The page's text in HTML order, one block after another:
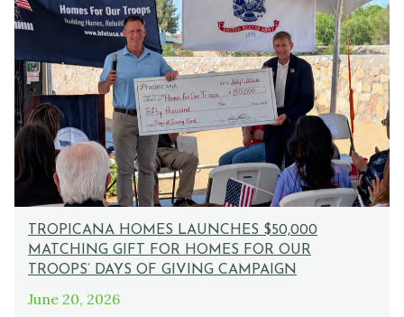
TROPICANA HOMES LAUNCHES $50,000
MATCHING GIFT FOR HOMES FOR OUR
TROOPS’ DAYS OF GIVING CAMPAIGN
June 20, 2026